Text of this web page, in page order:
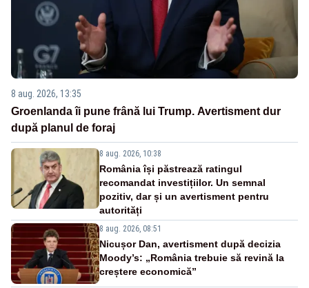
8 aug. 2026, 13:35
Groenlanda îi pune frână lui Trump. Avertisment dur
după planul de foraj
8 aug. 2026, 10:38
România își păstrează ratingul
recomandat investițiilor. Un semnal
pozitiv, dar și un avertisment pentru
autorități
8 aug. 2026, 08:51
Nicușor Dan, avertisment după decizia
Moody’s: „România trebuie să revină la
creștere economică”